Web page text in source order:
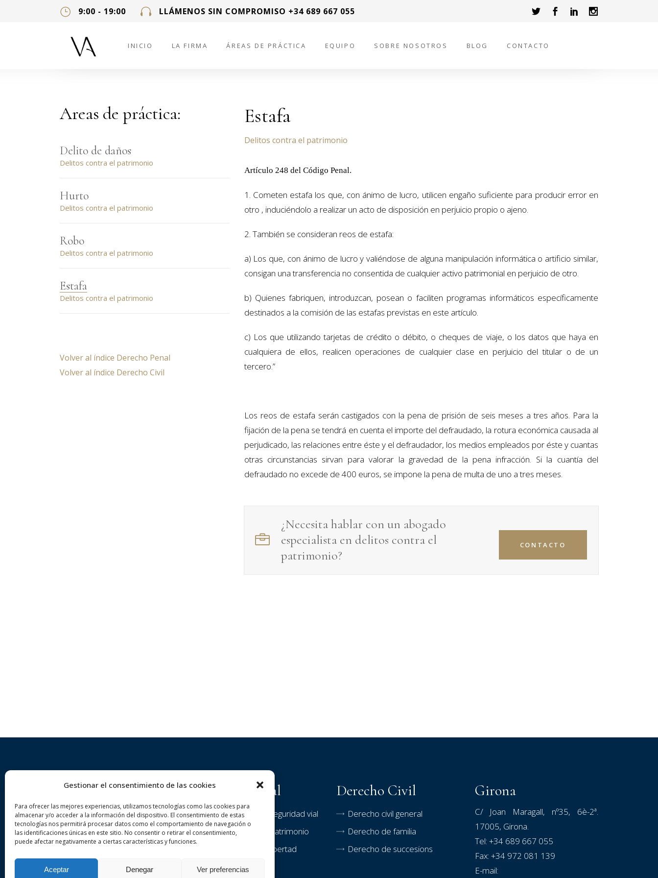
Gestionar el consentimiento de las cookies
Para ofrecer las mejores experiencias, utilizamos tecnologías como las cookies para
almacenar y/o acceder a la información del dispositivo. El consentimiento de estas
tecnologías nos permitirá procesar datos como el comportamiento de navegación o
las identificaciones únicas en este sitio. No consentir o retirar el consentimiento,
puede afectar negativamente a ciertas características y funciones.
Aceptar Denegar Ver preferencias
9:00 - 19:00 LLÁMENOS SIN COMPROMISO +34 689 667 055
INICIO LA FIRMA ÁREAS DE PRÁCTICA EQUIPO SOBRE NOSOTROS BLOG CONTACTO
Estafa
Delitos contra el patrimonio
Artículo 248 del Código Penal.
1. Cometen estafa los que, con ánimo de lucro, utilicen engaño suficiente para producir error en
otro , induciéndolo a realizar un acto de disposición en perjuicio propio o ajeno.
2. También se consideran reos de estafa:
a) Los que, con ánimo de lucro y valiéndose de alguna manipulación informática o artificio similar,
consigan una transferencia no consentida de cualquier activo patrimonial en perjuicio de otro.
b) Quienes fabriquen, introduzcan, posean o faciliten programas informáticos específicamente
destinados a la comisión de las estafas previstas en este artículo.
c) Los que utilizando tarjetas de crédito o débito, o cheques de viaje, o los datos que haya en
cualquiera de ellos, realicen operaciones de cualquier clase en perjuicio del titular o de un
tercero.”
Los reos de estafa serán castigados con la pena de prisión de seis meses a tres años. Para la
fijación de la pena se tendrá en cuenta el importe del defraudado, la rotura económica causada al
perjudicado, las relaciones entre éste y el defraudador, los medios empleados por éste y cuantas
otras circunstancias sirvan para valorar la gravedad de la pena infracción. Si la cuantía del
defraudado no excede de 400 euros, se impone la pena de multa de uno a tres meses.
¿Necesita hablar con un abogado
especialista en delitos contra el
patrimonio?
CONTACTO
Areas de práctica:
Delito de daños
Delitos contra el patrimonio
Hurto
Delitos contra el patrimonio
Robo
Delitos contra el patrimonio
Estafa
Delitos contra el patrimonio
Volver al índice Derecho Penal
Volver al índice Derecho Civil
Sobre nosotros
VA ADVOCATS es un despacho
de abogados especializado en
derecho penal y civil en la ciudad
de Girona. Realice una consulta
sin compromiso.
Derecho Penal
Delitos contra la seguridad vial
Delitos contra el patrimonio
Delitos contra la libertad
Derecho Civil
Derecho civil general
Derecho de familia
Derecho de succesions
Girona
C/ Joan Maragall, nº35, 6è-2ª.
17005, Girona.
Tel: +34 689 667 055
Fax: +34 972 081 139
E-mail: